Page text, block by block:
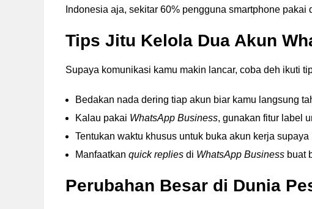
Indonesia aja, sekitar 60% pengguna smartphone pakai
Tips Jitu Kelola Dua Akun
Supaya komunikasi kamu makin lancar, coba deh ikuti
Bedakan nada dering tiap akun biar kamu langsung
Kalau pakai WhatsApp Business, gunakan fitur label
Tentukan waktu khusus untuk buka akun kerja
Manfaatkan quick replies di WhatsApp Business buat
Perubahan Besar di Dunia